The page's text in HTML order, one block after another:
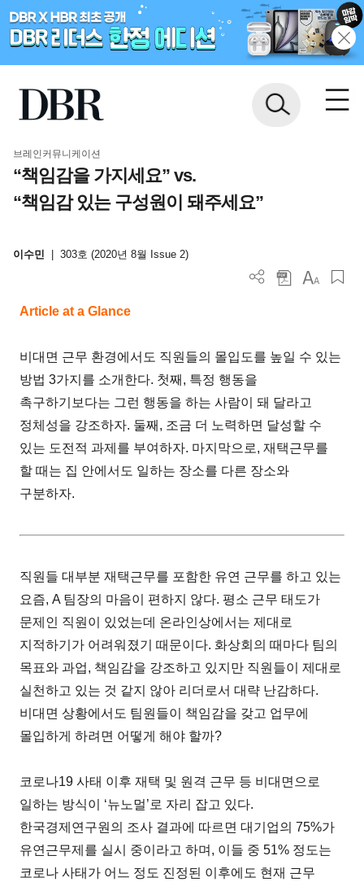
브레인커뮤니케이션
“책임감을 가지세요” vs.
“책임감 있는 구성원이 돼주세요”
이수민 303호 (2020년 8월 Issue 2)
Article at a Glance
비대면 근무 환경에서도 직원들의 몰입도를 높일 수 있는
방법 3가지를 소개한다. 첫째, 특정 행동을
촉구하기보다는 그런 행동을 하는 사람이 돼 달라고
정체성을 강조하자. 둘째, 조금 더 노력하면 달성할 수
있는 도전적 과제를 부여하자. 마지막으로, 재택근무를
할 때는 집 안에서도 일하는 장소를 다른 장소와
구분하자.
직원들 대부분 재택근무를 포함한 유연 근무를 하고 있는
요즘, A 팀장의 마음이 편하지 않다. 평소 근무 태도가
문제인 직원이 있었는데 온라인상에서는 제대로
지적하기가 어려워졌기 때문이다. 화상회의 때마다 팀의
목표와 과업, 책임감을 강조하고 있지만 직원들이 제대로
실천하고 있는 것 같지 않아 리더로서 대략 난감하다.
비대면 상황에서도 팀원들이 책임감을 갖고 업무에
몰입하게 하려면 어떻게 해야 할까?
코로나19 사태 이후 재택 및 원격 근무 등 비대면으로
일하는 방식이 ‘뉴노멀’로 자리 잡고 있다.
한국경제연구원의 조사 결과에 따르면 대기업의 75%가
유연근무제를 실시 중이라고 하며, 이들 중 51% 정도는
코로나 사태가 어느 정도 진정된 이후에도 현재 근무